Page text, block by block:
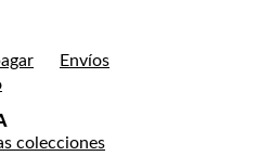
Envíos
colecciones